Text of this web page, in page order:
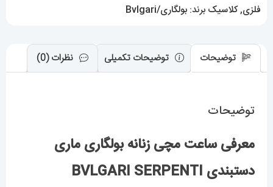
عدد
فلزی,کلاسیک برند: بولگاری/Bvlgari
توضیحات توضیحات تکمیلی نظرات (0)
توضیحات
معرفی ساعت مچی زنانه بولگاری ماری
دستبندی BVLGARI SERPENTI